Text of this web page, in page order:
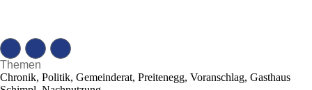
Themen
Chronik, Politik, Gemeinderat, Preitenegg, Voranschlag, Gasthaus